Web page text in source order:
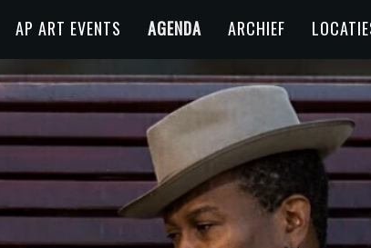
AP ART EVENTS AGENDA ARCHIEF